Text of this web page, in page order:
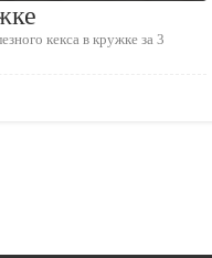
кекса в кружке за 3